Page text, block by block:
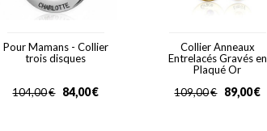
Pour Mamans - Collier
trois disques
€
104,00 €
84,00
Collier Anneaux
Entrelacés Gravés en
Plaqué Or
€
109,00 €
89,00